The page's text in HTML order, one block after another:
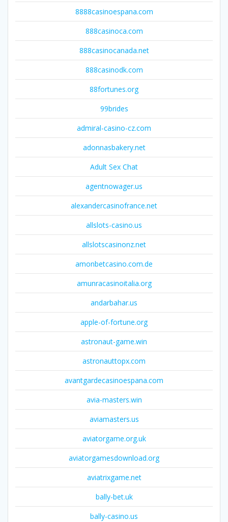
8888casinoespana.com
888casinoca.com
888casinocanada.net
888casinodk.com
88fortunes.org
99brides
admiral-casino-cz.com
adonnasbakery.net
Adult Sex Chat
agentnowager.us
alexandercasinofrance.net
allslots-casino.us
allslotscasinonz.net
amonbetcasino.com.de
amunracasinoitalia.org
andarbahar.us
apple-of-fortune.org
astronaut-game.win
astronauttopx.com
avantgardecasinoespana.com
avia-masters.win
aviamasters.us
aviatorgame.org.uk
aviatorgamesdownload.org
aviatrixgame.net
bally-bet.uk
bally-casino.us